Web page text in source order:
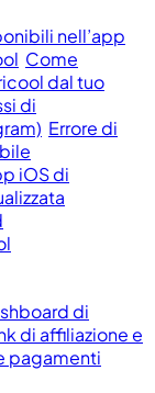
nell’app
Come
dal tuo
di
Errore di
iOS di
di
di affiliazione e
pagamenti